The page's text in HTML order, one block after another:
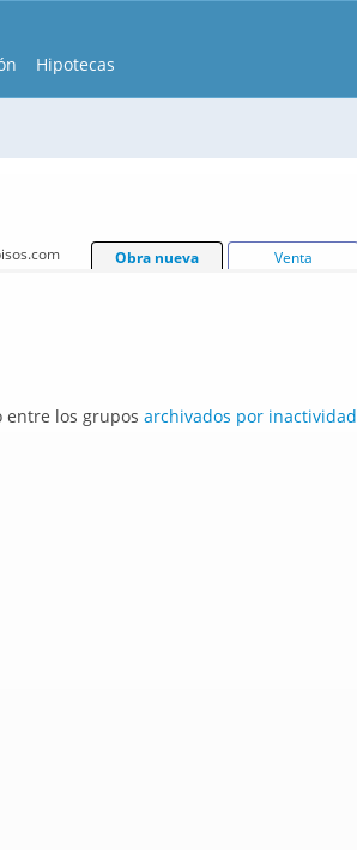
Hipotecas
Obra nueva Venta
entre los grupos archivados por inactividad